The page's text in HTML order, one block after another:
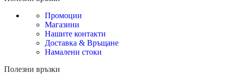
Промоции
Магазини
Нашите контакти
Доставка & Връщане
Намалени стоки
Полезни връзки